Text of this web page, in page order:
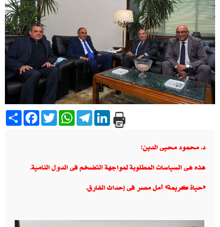
Share Facebook
TwitterWhatsAppTelegramLinkedIn
د. محمود محيى الدين:
هذه هى السياسات المطلوبة لمواجهة التضخم فى الدول النامية.
«حياة كريمة» أمل مصر فى إحداث الفارق.